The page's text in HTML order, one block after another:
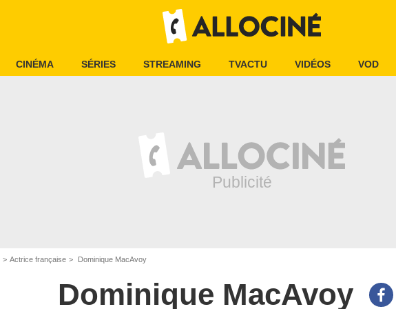
CINÉMA SÉRIES STREAMING TVACTU VIDÉOS VOD
Actrice française Dominique MacAvoy
Dominique MacAvoy